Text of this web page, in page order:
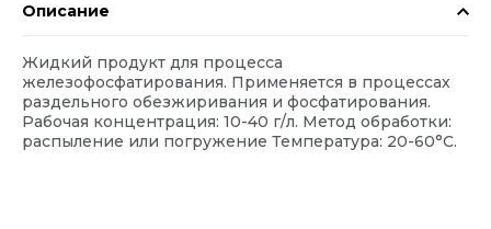
Описание
Жидкий продукт для процесса
железофосфатирования. Применяется в процессах
раздельного обезжиривания и фосфатирования.
Рабочая концентрация: 10-40 г/л. Метод обработки:
распыление или погружение Температура: 20-60°С.